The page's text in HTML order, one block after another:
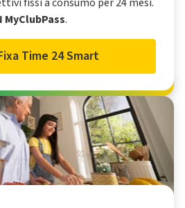
MyClubPass.
Time 24 Smart